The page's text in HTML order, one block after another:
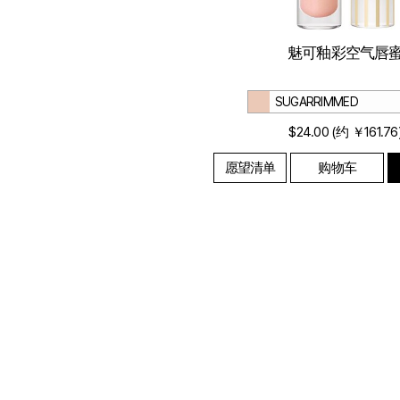
魅可釉彩空气唇
SUGARRIMMED
$24.00 (约 ￥
愿望清单 购物车